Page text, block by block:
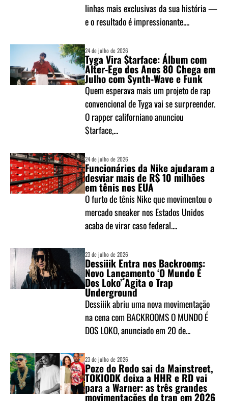
linhas mais exclusivas da sua história —
e o resultado é impressionante....
24 de julho de 2026
Tyga Vira $tarface: Álbum com
Alter-Ego dos Anos 80 Chega em
Julho com Synth-Wave e Funk
Quem esperava mais um projeto de rap
convencional de Tyga vai se surpreender.
O rapper californiano anunciou
$tarface,...
24 de julho de 2026
Funcionários da Nike ajudaram a
desviar mais de R$ 10 milhões
em tênis nos EUA
O furto de tênis Nike que movimentou o
mercado sneaker nos Estados Unidos
acaba de virar caso federal....
23 de julho de 2026
Dessiiik Entra nos Backrooms:
Novo Lançamento ‘O Mundo É
Dos Loko’ Agita o Trap
Underground
Dessiiik abriu uma nova movimentação
na cena com BACKROOMS O MUNDO É
DOS LOKO, anunciado em 20 de...
23 de julho de 2026
Poze do Rodo sai da Mainstreet,
TOKIODK deixa a HHR e RD vai
para a Warner: as três grandes
movimentações do trap em 2026